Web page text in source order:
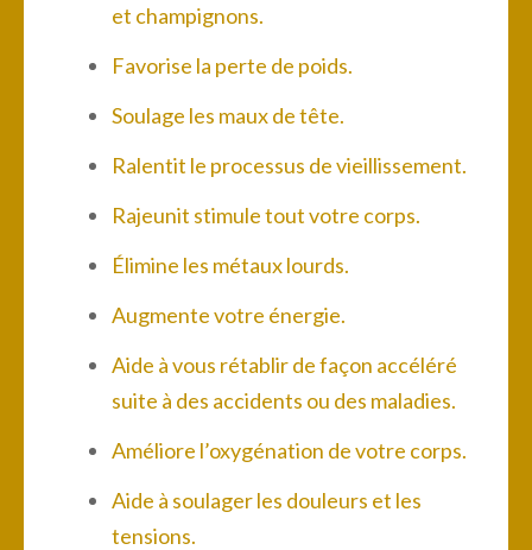
et champignons.
Favorise la perte de poids.
Soulage les maux de tête.
Ralentit le processus de vieillissement.
Rajeunit stimule tout votre corps.
Élimine les métaux lourds.
Augmente votre énergie.
Aide à vous rétablir de façon accéléré
suite à des accidents ou des maladies.
Améliore l’oxygénation de votre corps.
Aide à soulager les douleurs et les
tensions.